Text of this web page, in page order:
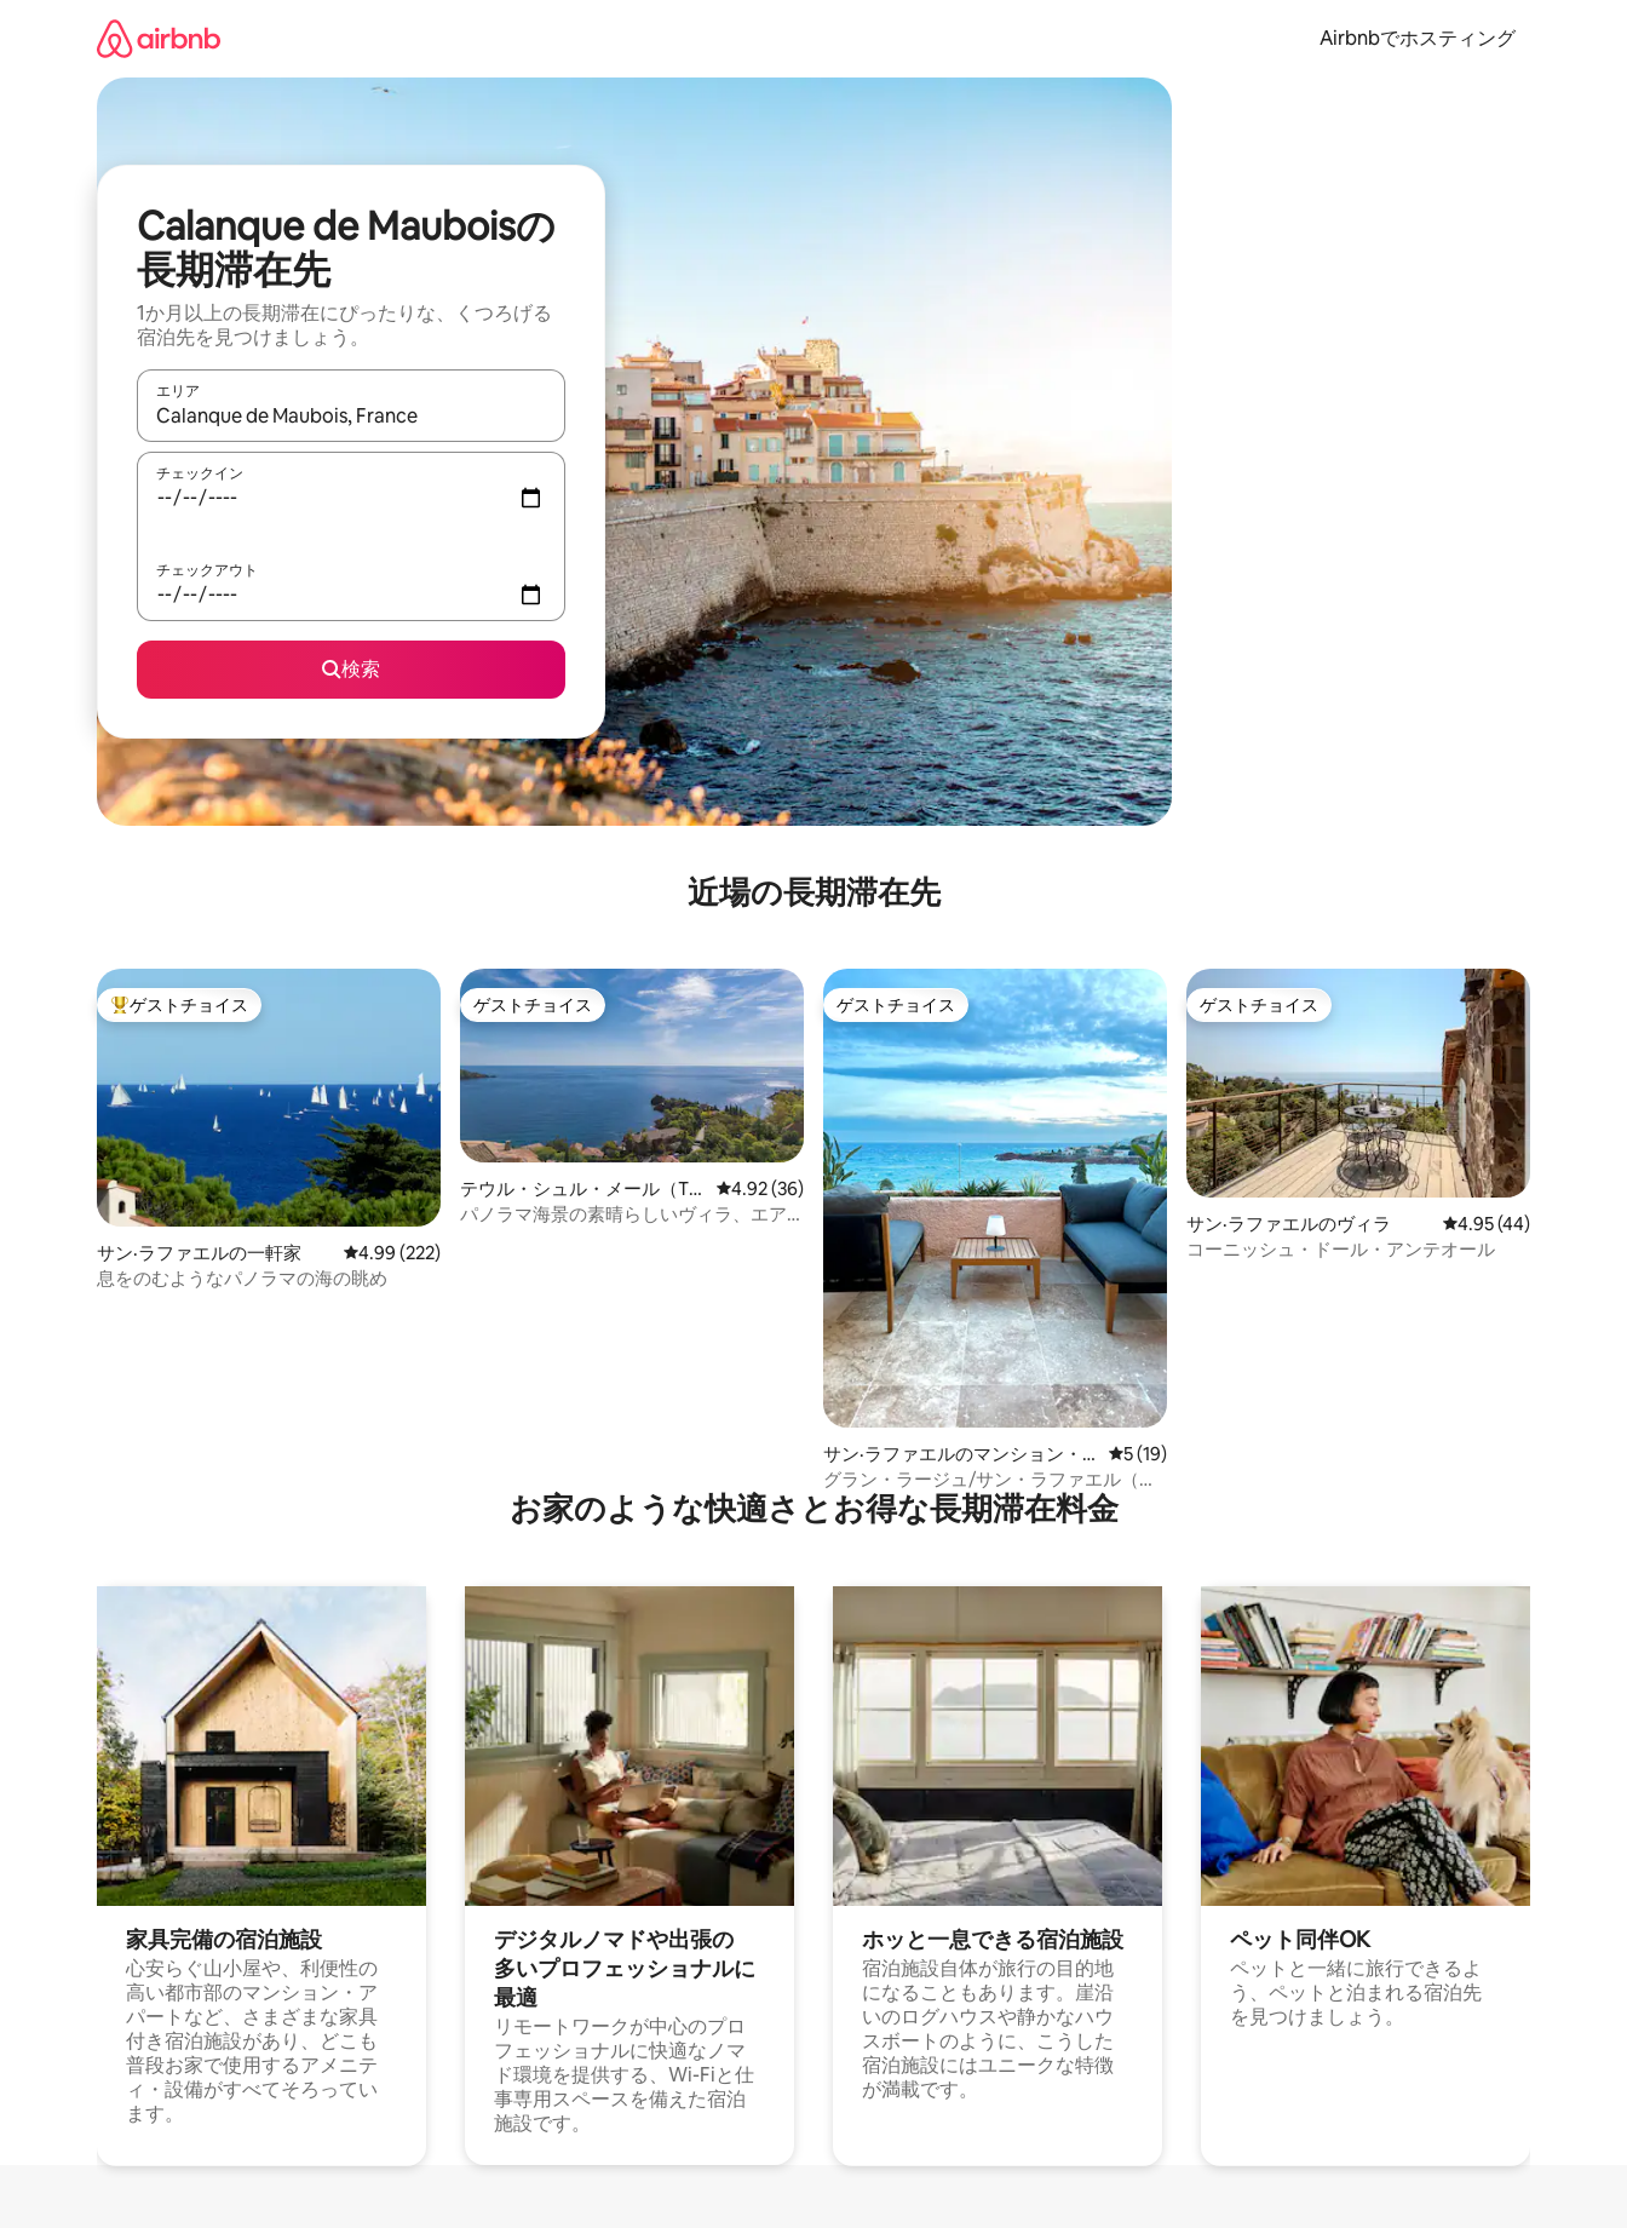
Airbnbでホスティング
Calanque de Mauboisの
長期滞在先
1か月以上の長期滞在にぴったりな、くつろげる
宿泊先を見つけましょう。
エリア
検索結果が表示されたら、上下の矢印キーを使って移動するか、画面をタッチまたはスワイプして検索結果を確認することができます。
チェックイン
チェックアウト
検索
近場の長期滞在先
大好評のゲストチョイスです。
ゲストチョイス
サン·ラファエルの一軒家 レビュー222件、5つ星中4.99つ星の平均評価
4.99 (222)
息をのむようなパノラマの海の眺め
ゲストチョイス
ゲストチョイス
テウル・シュル・メール（Th
éoule-sur-Mer）のヴィラ
レビュー36件、5つ星中4.92つ星の平均評価
4.92 (36)
パノラマ海景の素晴らしいヴィラ、エア
ゲストチョイス
ゲストチョイス
サン·ラファエルのマンション・
アパート
レビュー19件、5つ星中5つ星の平均評価
5 (19)
グラン・ラージュ/サン・ラファエル（ア
ントゥール）
ゲストチョイス
ゲストチョイス
サン·ラファエルのヴィラ レビュー44件、5つ
4.95 (44)
コーニッシュ・ドール・アンテオール
お家のような快⁠適⁠さ⁠とお⁠得⁠な長⁠期⁠滞⁠在料⁠金
家具完備の宿⁠泊⁠施⁠設
心安らぐ山小屋や、利便性の
高い都市部のマンション・ア
パートなど、さまざまな家具
付き宿泊施設があり、どこも
普段お家で使用するアメニテ
ィ・設備がすべてそろってい
ます。
デジタルノマドや出⁠張⁠の
多⁠いプ⁠ロ⁠フ⁠ェ⁠ッ⁠シ⁠ョ⁠ナ⁠ル⁠に
最⁠適
リモートワークが中心のプロ
フェッショナルに快適なノマ
ド環境を提供する、Wi-Fiと仕
事専用スペースを備えた宿泊
施設です。
ホッと一⁠息⁠で⁠き⁠る宿⁠泊施⁠設
宿泊施設自体が旅行の目的地
になることもあります。崖沿
いのログハウスや静かなハウ
スボートのように、こうした
宿泊施設にはユニークな特徴
が満載です。
ペット同⁠伴OK
ペットと一緒に旅行できるよ
う、ペットと泊まれる宿泊先
を見つけましょう。